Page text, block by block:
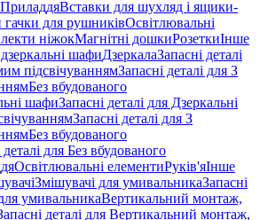
ПриладдяВставки для шухляд і ящики-
для рушниківОсвітлювальні
ніжокМагнітні дошкиРозеткиІнше
шафиДзеркалаЗапасні деталі
підсвічуваннямЗапасні деталі для З
Без вбудованого
шафиЗапасні деталі для Дзеркальні
Запасні деталі для З
Без вбудованого
деталі для Без вбудованого
Освітлювальні елементиРуків'яІнше
Змішувачі для умивальникаЗапасні
умивальникаВертикальний монтаж,
деталі для Вертикальний монтаж,